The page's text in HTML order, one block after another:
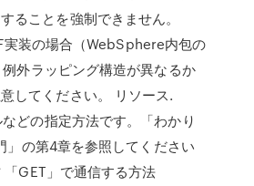
ることを強制できません。
実装の場合（WebSphere内包の
外ラッピング構造が異なるか
してください。 リソース.
どの指定方法です。「わかり
」の第4章を参照してください
「GET」で通信する方法